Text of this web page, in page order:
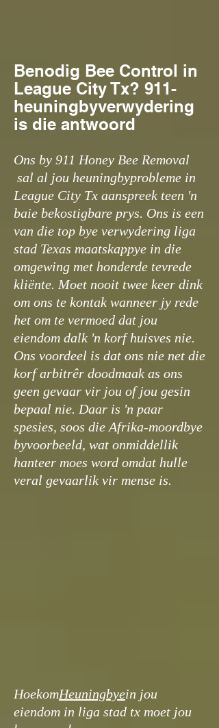
Benodig Bee Control in
League City Tx? 911-
heuningbyverwydering
is die antwoord
Ons by 911 Honey Bee Removal
sal al jou heuningbyprobleme in
League City Tx aanspreek teen 'n
baie bekostigbare prys. Ons is een
van die top bye verwydering liga
stad Texas maatskappye in die
omgewing met honderde tevrede
kliënte. Moet nooit twee keer dink
om ons te kontak wanneer jy rede
het om te vermoed dat jou
eiendom dalk 'n korf huisves nie.
Ons voordeel is dat ons nie net die
korf arbitrêr doodmaak as ons
geen gevaar vir jou of jou gesin
bepaal nie. Daar is 'n paar
spesies, soos die Afrika-moordbye
byvoorbeeld, wat onmiddellik
hanteer moes word omdat hulle
veral gevaarlik vir mense is.
HoekomHeuningbyein jou
eiendom in liga stad tx moet jou